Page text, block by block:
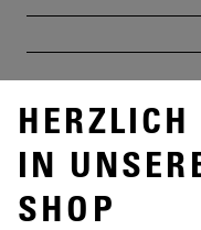
IN
SHOP